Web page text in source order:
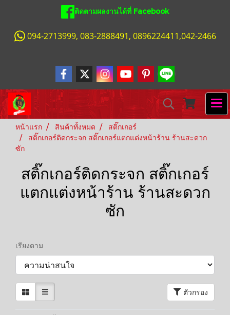
ติดตามผลงานได้ที่ Facebook
094-2713999, 083-2888491, 0896224411,042-2466
หน้าแรก สินค้าทั้งหมด
สติ๊กเกอร์
สติ๊กเกอร์ติดกระจก สติ๊กเกอร์แตกแต่งหน้าร้าน ร้านสะดวก
ซัก
สติ๊กเกอร์ติดกระจก สติ๊กเกอร์
แตกแต่งหน้าร้าน ร้านสะดวก
ซัก
เรียงตาม
ตัวกรอง